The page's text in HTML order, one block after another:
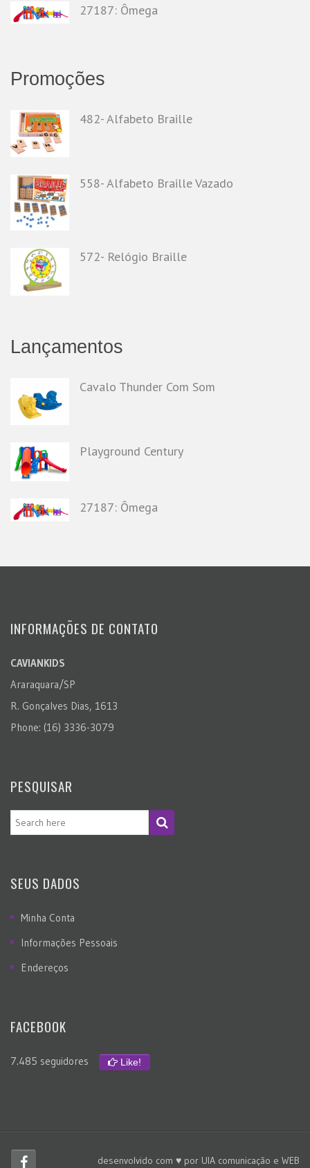
27187: Ômega
Promoções
482- Alfabeto Braille
558- Alfabeto Braille Vazado
572- Relógio Braille
Lançamentos
Cavalo Thunder Com Som
Playground Century
27187: Ômega
INFORMAÇÕES DE CONTATO
CAVIANKIDS
Araraquara/SP
R. Gonçalves Dias, 1613
Phone: (16) 3336-3079
PESQUISAR
SEUS DADOS
Minha Conta
Informações Pessoais
Endereços
FACEBOOK
7.485 seguidores Like!
desenvolvido com ♥ por UIA comunicação e WEB